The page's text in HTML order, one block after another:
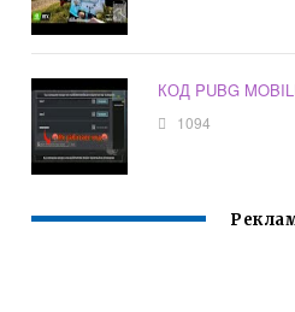
КОД PUBG
1094